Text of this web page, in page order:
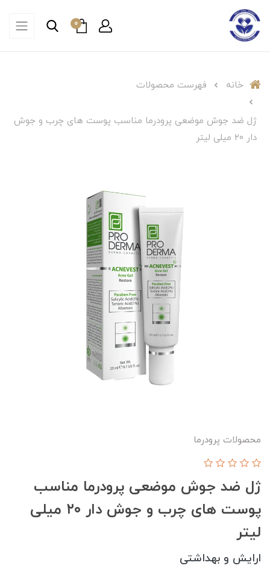
0
خانه فهرست محصولات
ژل ضد جوش موضعی پرودرما مناسب پوست های چرب و جوش
دار ۲۰ میلی لیتر
محصولات پرودرما
ژل ضد جوش موضعی پرودرما مناسب
پوست های چرب و جوش دار ۲۰ میلی
لیتر
ارایش و بهداشتی